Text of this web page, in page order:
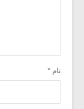
نام *